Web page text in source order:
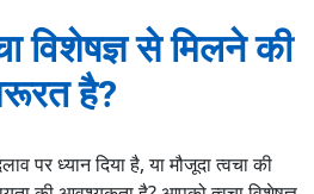
विशेषज्ञ से मिलने की
है?
पर ध्यान दिया है, या मौजूदा त्वचा की